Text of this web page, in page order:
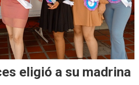
eligió a su madrina